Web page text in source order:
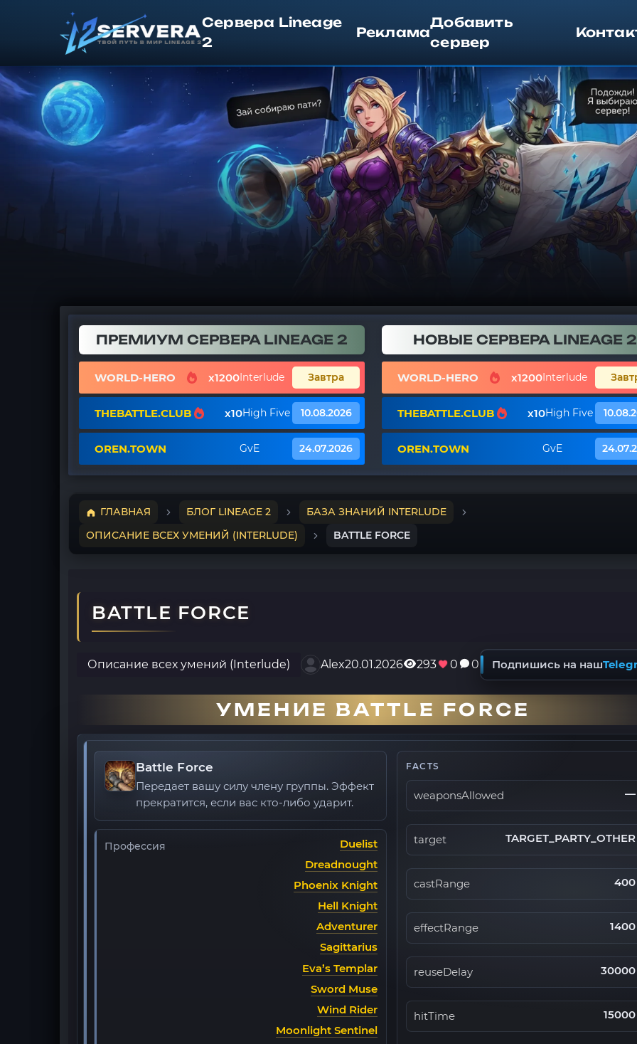
Сервера Lineage
2
Реклама
Добавить
сервер
ПРЕМИУМ СЕРВЕРА LINEAGE 2
WORLD-HERO x1200Interlude Завтра
THEBATTLE.CLUB x10High Five 10.08.2026
OREN.TOWN GvE 24.07.2026
НОВЫЕ СЕРВЕРА LINEAGE 2
WORLD-HERO x1200Interlude
THEBATTLE.CLUB x10High Five
OREN.TOWN GvE
ГЛАВНАЯ БЛОГ LINEAGE 2
БАЗА ЗНАНИЙ INTERLUDE
ОПИСАНИЕ ВСЕХ УМЕНИЙ (INTERLUDE)
BATTLE FORCE
BATTLE FORCE
Описание всех умений (Interlude) Alex20.01.2026 293 0 0 Подпишись на наш
УМЕНИЕ BATTLE FORCE
Battle Force
Передает вашу силу члену группы. Эффект
прекратится, если вас кто-либо ударит.
Профессия
Duelist
Dreadnought
Phoenix Knight
Hell Knight
Adventurer
Sagittarius
Eva’s Templar
Sword Muse
Wind Rider
Moonlight Sentinel
FACTS
weaponsAllowed —
target TARGET_PARTY_OTHER
castRange 400
effectRange 1400
reuseDelay 30000
hitTime 15000